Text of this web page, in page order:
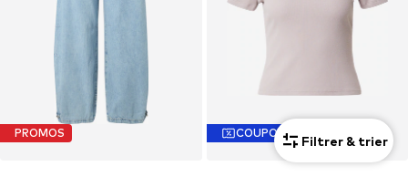
PROMOS COUPON Filtrer & trier